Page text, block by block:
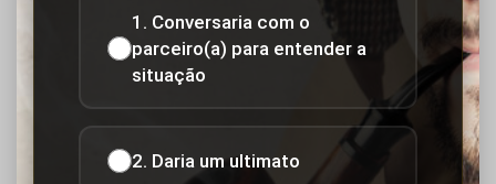
1. Conversaria com o
parceiro(a) para entender a
situação
2. Daria um ultimato